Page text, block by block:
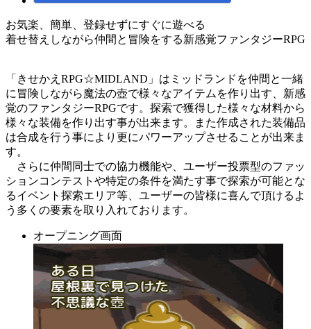
お気楽、簡単、登録せずにすぐに遊べる
着せ替えしながら仲間と冒険をする新感覚ファンタジーRPG
「きせかえRPG☆MIDLAND」はミッドランドを仲間と一緒
に冒険しながら魔法の壺で様々なアイテムを作り出す、新感
覚のファンタジーRPGです。探索で獲得した様々な材料から
様々な装備を作り出す事が出来ます。また作成された装備品
は合成を行う事により更にパワーアップさせることが出来ま
す。
さらに仲間同士での協力機能や、ユーザー投票型のファッ
ションコンテストや特定の条件を満たす事で探索が可能とな
るイベント探索エリア等、ユーザーの皆様に喜んで頂けるよ
う多くの要素を取り入れております。
オープニング画面